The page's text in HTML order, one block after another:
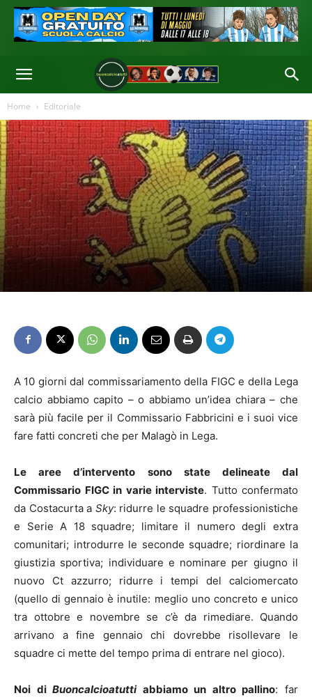
Home Editoriale
A 10 giorni dal commissariamento della FIGC e della Lega
calcio abbiamo capito – o abbiamo un’idea chiara – che
sarà più facile per il Commissario Fabbricini e i suoi vice
fare fatti concreti che per Malagò in Lega.
Le aree d’intervento sono state delineate dal
Commissario FIGC in varie interviste. Tutto confermato
da Costacurta a Sky: ridurre le squadre professionistiche
e Serie A 18 squadre; limitare il numero degli extra
comunitari; introdurre le seconde squadre; riordinare la
giustizia sportiva; individuare e nominare per giugno il
nuovo Ct azzurro; ridurre i tempi del calciomercato
(quello di gennaio è inutile: meglio uno concreto e unico
tra ottobre e novembre se c’è da rimediare. Quando
arrivano a fine gennaio chi dovrebbe risollevare le
squadre ci mette del tempo prima di entrare nel gioco).
Noi diBuoncalcioatuttiabbiamo un altro pallino: far